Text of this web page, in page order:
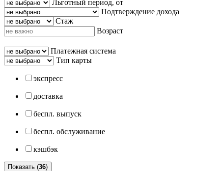
Льготный период, от
Подтверждение дохода
Стаж
Возраст
Платежная система
Тип карты
экспресс
доставка
беспл. выпуск
беспл. обслуживание
кэшбэк
Показать (36)